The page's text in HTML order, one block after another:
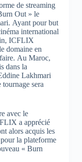
de streaming
Out » le
Ayant pour but
international
ICFLIX
domaine en
Au Maroc,
dans la
Lakhmari
sera
avec le
a apprécié
alors acquis les
la plateforme
« Burn